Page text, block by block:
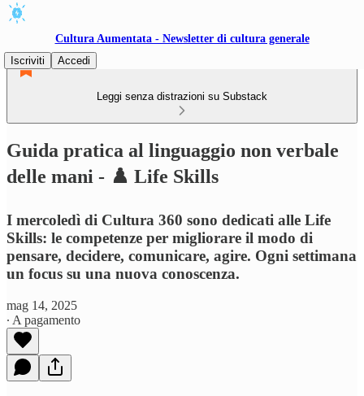
Cultura Aumentata - Newsletter di cultura generale
Iscriviti
Accedi
Leggi senza distrazioni su Substack
Guida pratica al linguaggio non verbale
delle mani - ♟️ Life Skills
I mercoledì di Cultura 360 sono dedicati alle Life
Skills: le competenze per migliorare il modo di
pensare, decidere, comunicare, agire. Ogni settimana
un focus su una nuova conoscenza.
mag 14, 2025
∙ A pagamento